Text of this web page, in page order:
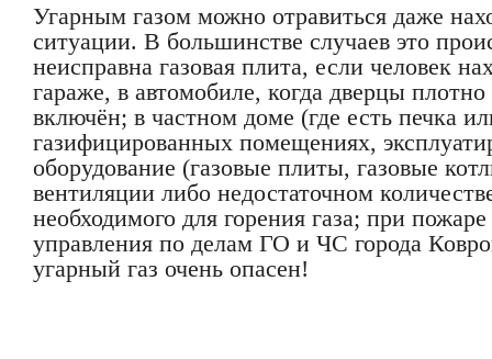
Угарным газом можно отравиться даже
ситуации. В большинстве случаев это
неисправна газовая плита, если человек
гараже, в автомобиле, когда дверцы
включён; в частном доме (где есть печка
газифицированных помещениях,
оборудование (газовые плиты, газовые
вентиляции либо недостаточном
необходимого для горения газа; при
управления по делам ГО и ЧС города
угарный газ очень опасен!